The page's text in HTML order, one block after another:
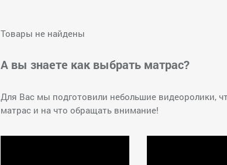
Товары не найдены
А вы знаете как выбрать матрас?
Для Вас мы подготовили небольшие видеоролики,
матрас и на что обращать внимание!